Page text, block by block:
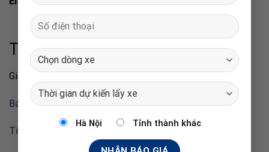
Hà Nội Tỉnh thành khác
Thanh xuân Ford
Giới thiệu
Bảo mật thông tin
Tin tức